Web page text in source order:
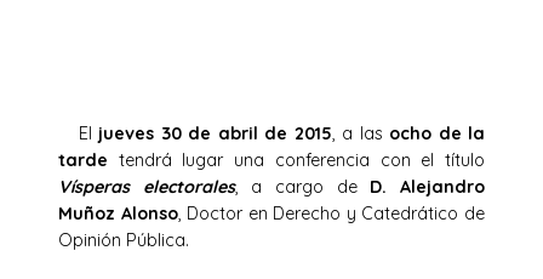
El jueves 30 de abril de 2015 , a las ocho de la
tarde tendrá lugar una conferencia con el título
Vísperas electorales, a cargo de D. Alejandro
Muñoz Alonso, Doctor en Derecho y Catedrático de
Opinión Pública.